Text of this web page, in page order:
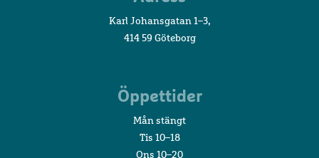
Karl Johansgatan 1–3,
414 59 Göteborg
Öppettider
Mån stängt
Tis 10–18
Ons 10–20